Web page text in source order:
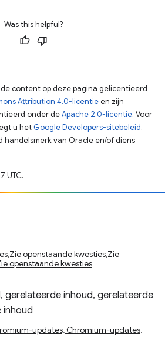
Was this helpful?
content op deze pagina gelicentieerd
Attribution 4.0-licentieen zijn
onder deApache 2.0-licentie. Voor
u het Google Developers-sitebeleid.
handelsmerk van Oracle en/of diens
UTC.
openstaande kwesties,Zie
openstaande kwesties
gerelateerde inhoud, gerelateerde
inhoud
updates, Chromium-updates,